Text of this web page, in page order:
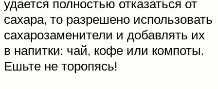
удается полностью отказаться от
сахара, то разрешено использовать
сахарозаменители и добавлять их
в напитки: чай, кофе или компоты.
Ешьте не торопясь!